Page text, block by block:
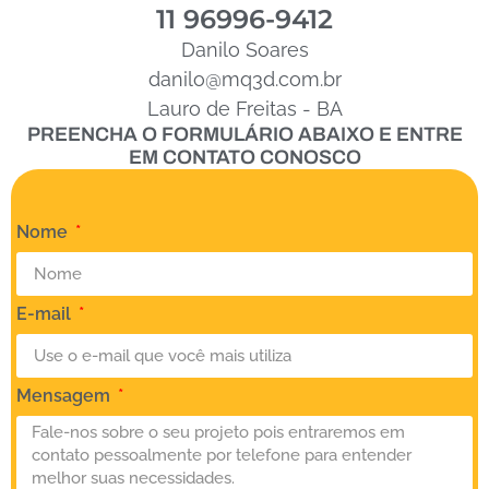
11 96996-9412
Danilo Soares
danilo@mq3d.com.br
Lauro de Freitas - BA
PREENCHA O FORMULÁRIO ABAIXO E ENTRE
EM CONTATO CONOSCO
Nome
E-mail
Mensagem